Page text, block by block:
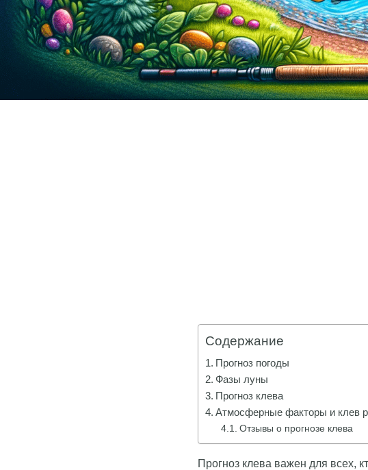
Содержание
Прогноз погоды
Фазы луны
Прогноз клева
Атмосферные факторы и клев
Отзывы о прогнозе клева
Прогноз клева важен для всех,